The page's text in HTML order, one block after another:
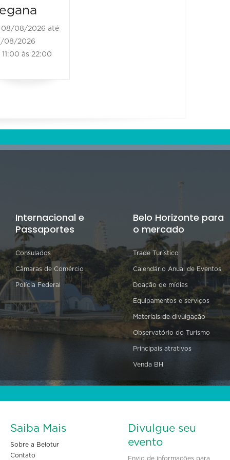
08/08/2026 até
08/2026
às 22:00
Internacional e
Passaportes
Consulados
Câmaras de Comércio
Polícia Federal
Belo Horizonte para
o mercado
Trade Turístico
Calendário Anual de Eventos
Doação de mídias
Equipamentos e serviços
Materiais de divulgação
Observatório do Turismo
Principais atrativos
Venda BH
Saiba Mais
Sobre a Belotur
Contato
Divulgue seu
evento
Envio de informações para